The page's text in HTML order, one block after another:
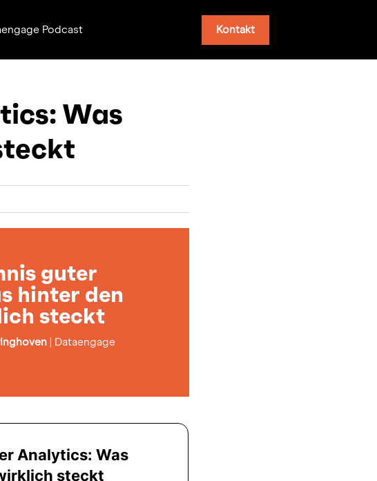
Podcast Kontakt
Was
guter
hinter den
steckt
Dataengage